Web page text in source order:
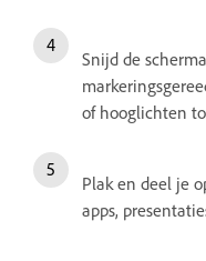
Snijd de
of hooglichten
Plak en deel je
apps,